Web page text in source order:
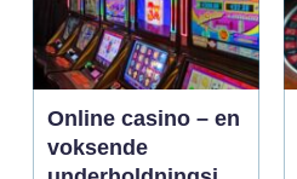
Online casino – en
voksende